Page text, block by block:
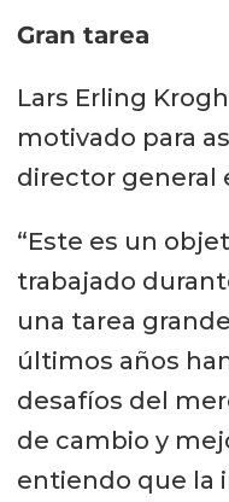
Gran tarea
Lars Erling
motivado para
director general
“Este es un
trabajado
una tarea
últimos años
desafíos del
de cambio y
entiendo que la